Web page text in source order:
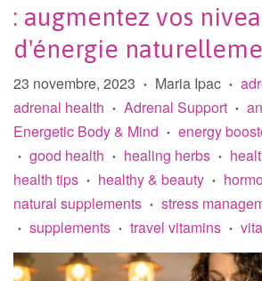
: augmentez vos
d'énergie
23 novembre, 2023 • Maria Ipac •
adrenal health • Adrenal Support •
Energetic Body & Mind • energy
• good health • healing herbs •
health tips • healthy & beauty •
natural supplements • stress
• supplements • travel vitamins •